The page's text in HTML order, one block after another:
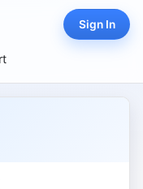
Sign In